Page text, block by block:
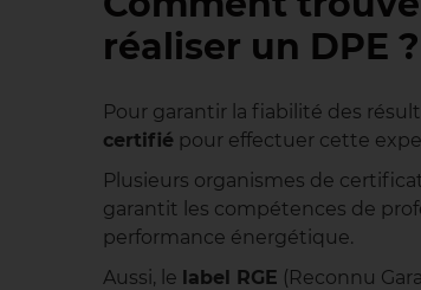
réaliser un DPE ?
Pour garantir la fiabilité des
certifié pour effectuer cette
Plusieurs organismes de
garantit les compétences de
performance énergétique.
Aussi, le label RGE (Reconnu